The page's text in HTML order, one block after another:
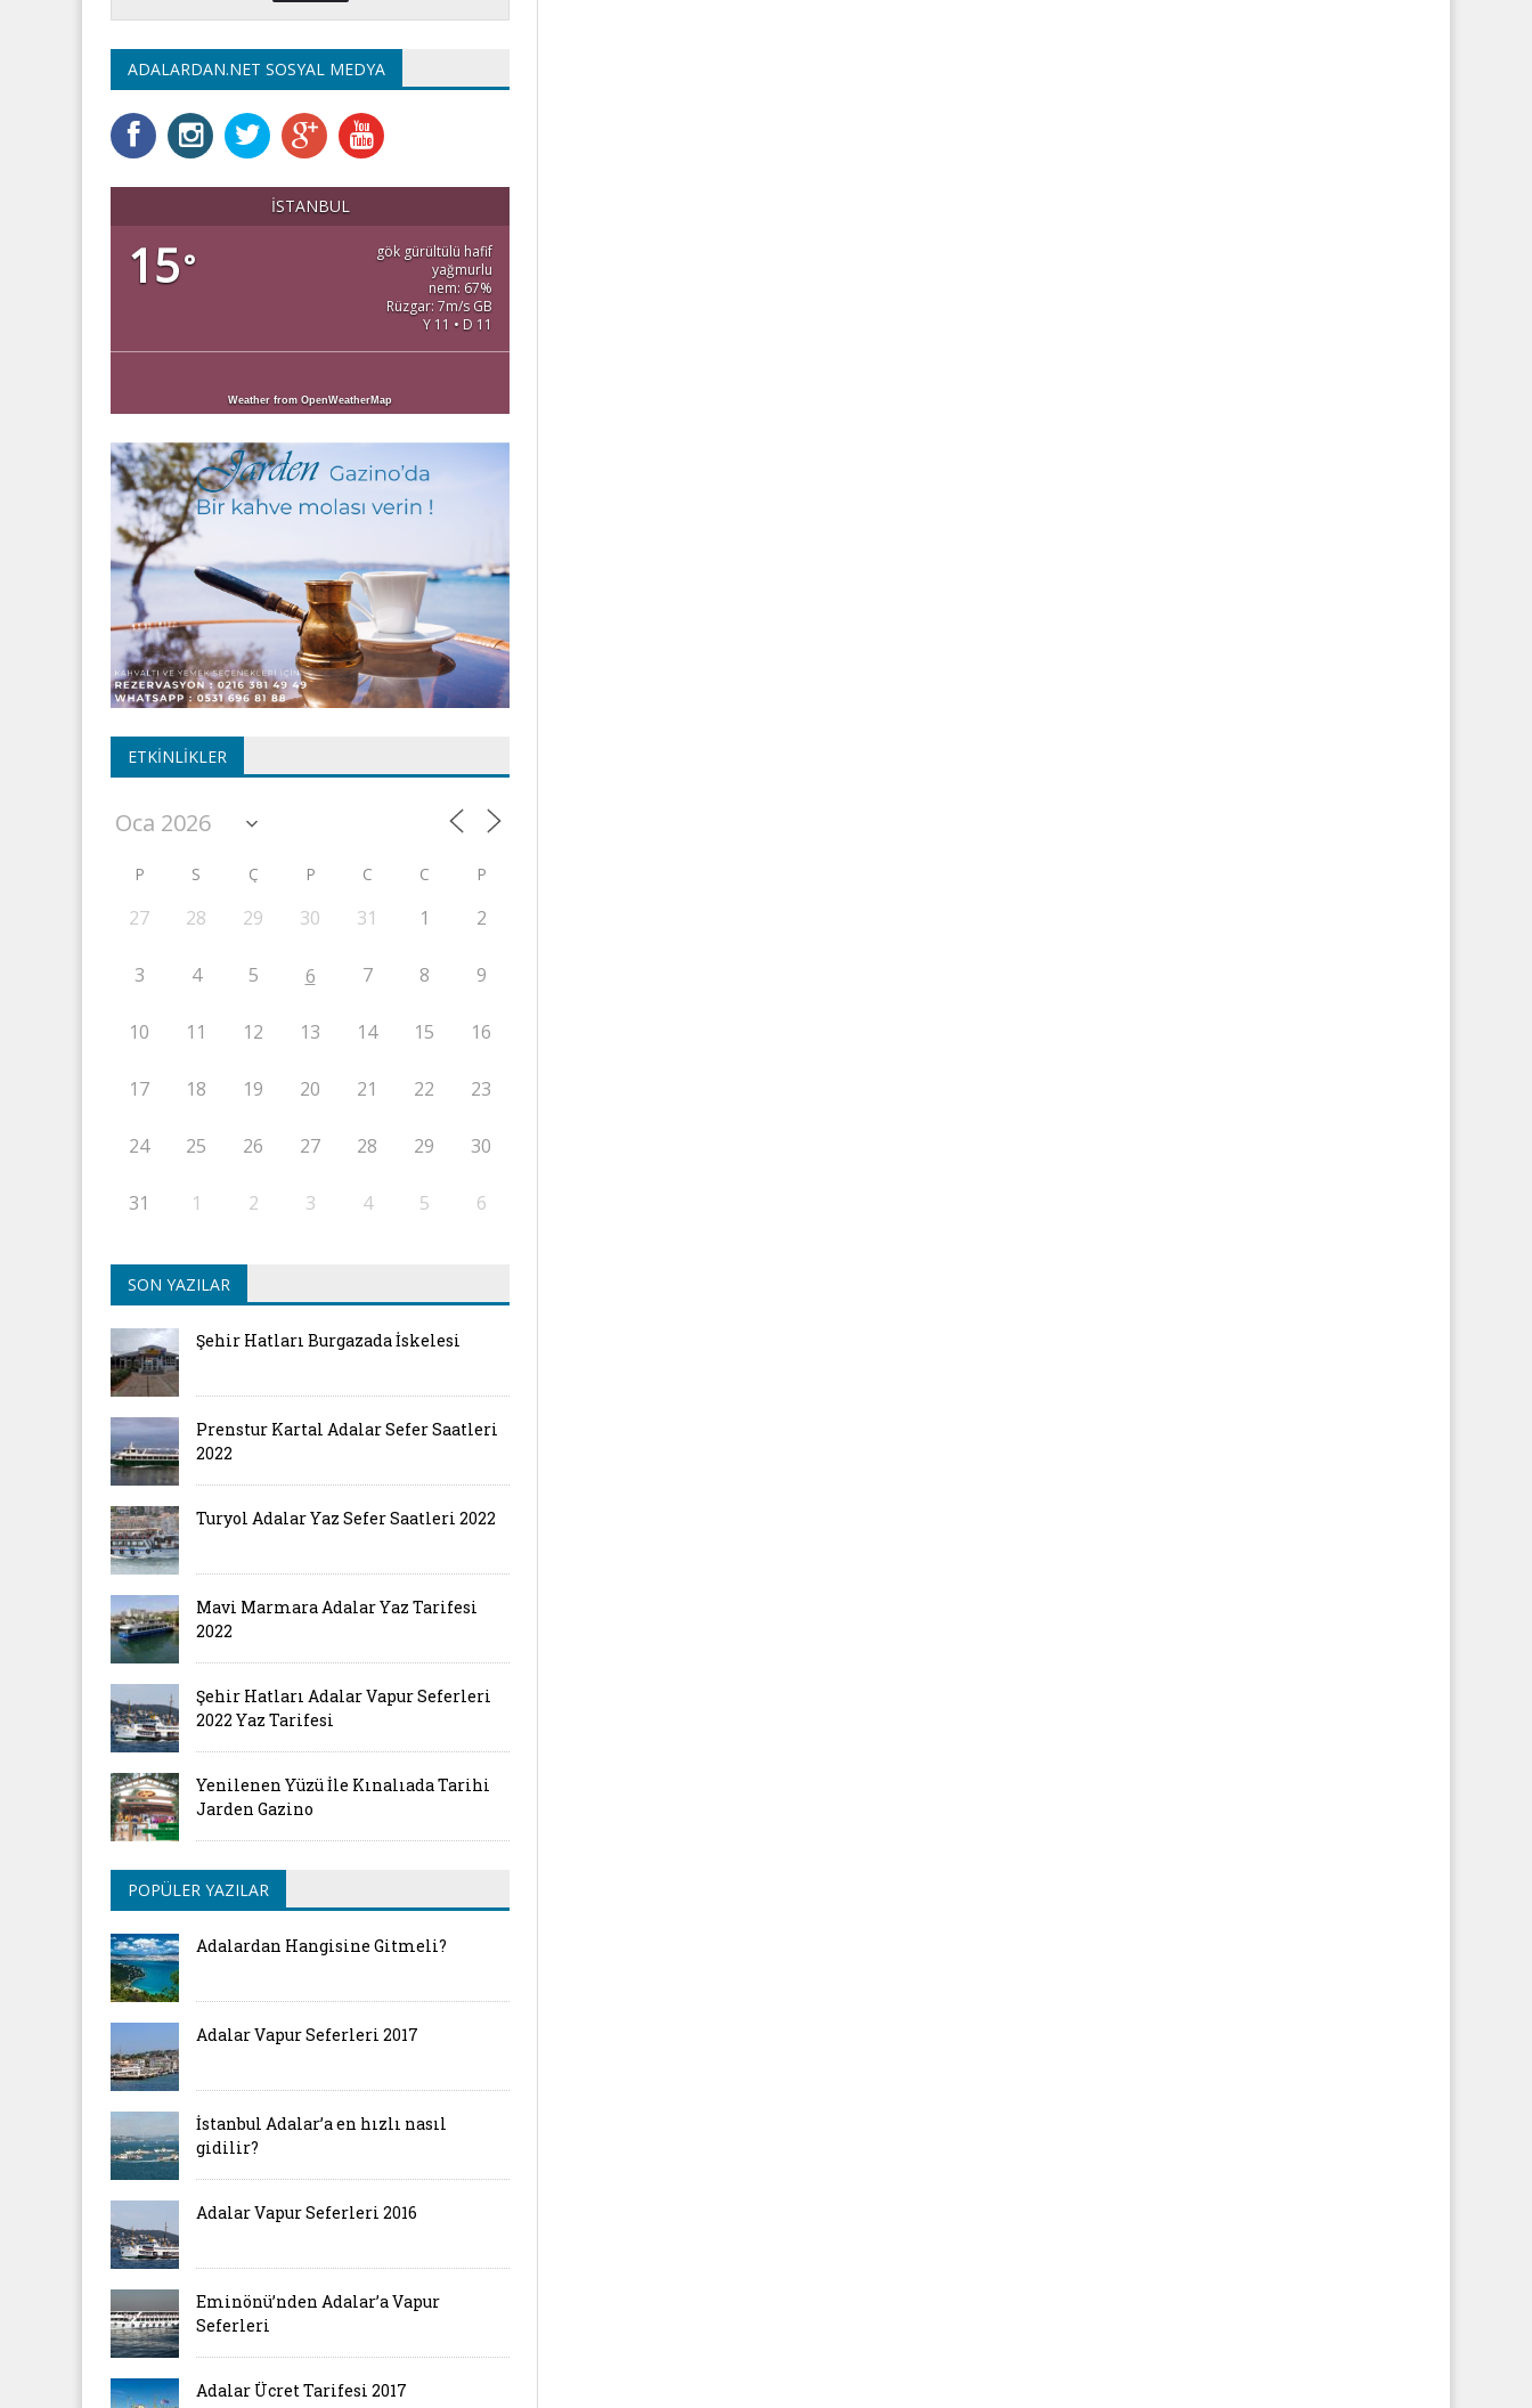
ADALARDAN.NET SOSYAL MEDYA
İSTANBUL
15°
gök gürültülü hafif
yağmurlu
nem: 67%
Rüzgar: 7m/s GB
Y 11 • D 11
Weather from OpenWeatherMap
ETKINLIKLER
P S Ç P C C P
27 28 29 30 31 1 2
3 4 5 6 7 8 9
10 11 12 13 14 15 16
17 18 19 20 21 22 23
24 25 26 27 28 29 30
31 1 2 3 4 5 6
SON YAZILAR
Şehir Hatları Burgazada İskelesi
Prenstur Kartal Adalar Sefer Saatleri
2022
Turyol Adalar Yaz Sefer Saatleri 2022
Mavi Marmara Adalar Yaz Tarifesi
2022
Şehir Hatları Adalar Vapur Seferleri
2022 Yaz Tarifesi
Yenilenen Yüzü İle Kınalıada Tarihi
Jarden Gazino
POPÜLER YAZILAR
Adalardan Hangisine Gitmeli?
Adalar Vapur Seferleri 2017
İstanbul Adalar’a en hızlı nasıl
gidilir?
Adalar Vapur Seferleri 2016
Eminönü’nden Adalar’a Vapur
Seferleri
Adalar Ücret Tarifesi 2017